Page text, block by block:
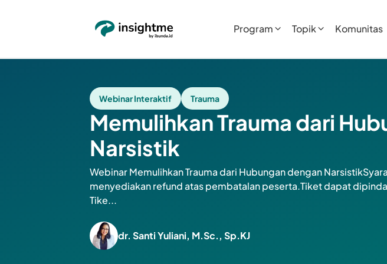
Program Topik Komunitas
Webinar Interaktif Trauma
Memulihkan Trauma dari
Narsistik
Webinar Memulihkan Trauma dari Hubungan dengan
menyediakan refund atas pembatalan peserta.Tiket dapat
Tike...
dr. Santi Yuliani, M.Sc., Sp.KJ